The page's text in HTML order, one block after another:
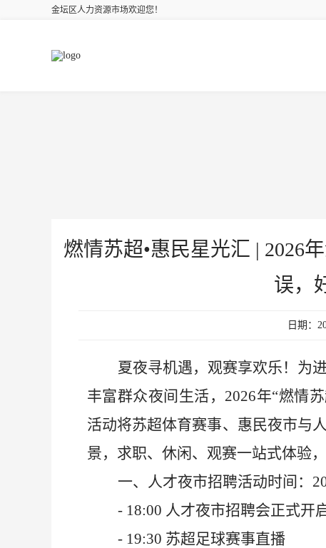
金坛区人力资源市场欢迎您！
燃情苏超•惠民星光汇 | 2026
误，
日期：
夏夜寻机遇，观赛享欢乐！为
丰富群众夜间生活， 2026年“燃情
活动将苏超体育赛事、 惠民夜市与
景，求职、休闲、观赛一站式体验
一、 人才夜市招聘活动时间：
- 18:00 人才夜市招聘会正式开
- 19:30 苏超足球赛事直播